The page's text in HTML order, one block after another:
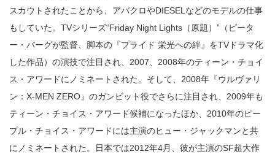
スカウトされたことから、アバクロやDIESELなどのモデルの仕事
もしていた。TVシリーズ“Friday Night Lights（原題）”（ピータ
ー・バーグが監督、脚本の『プライド 栄光への絆』をTVドラマ化
した作品）の演技で注目され、2007、2008年のティーン・チョイ
ス・アワードにノミネートされた。そして、2008年『ウルヴァリ
ン：X-MEN ZERO』のガンビット役でさらに注目され、2009年も
ティーン・チョイス・アワード候補になったほか、2010年のピー
プル・チョイス・アワードには主演のヒュー・ジャックマンと共
にノミネートされた。日本では2012年4月、彼が主演のSF超大作